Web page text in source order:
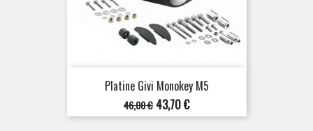
Platine Givi Monokey M5
Prix
de
46,00 € Prix
43,70 €